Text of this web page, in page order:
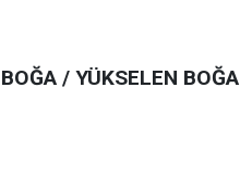
BOĞA / YÜKSELEN BOĞA